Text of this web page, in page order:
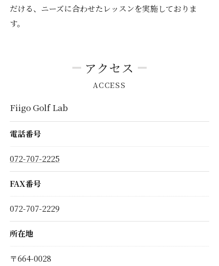
だける、ニーズに合わせたレッスンを実施しておりま
す。
アクセス
ACCESS
Fiigo Golf Lab
電話番号
072-707-2225
FAX番号
072-707-2229
所在地
〒664-0028